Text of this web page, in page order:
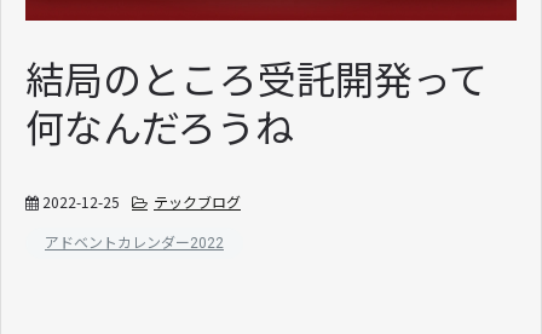
会社情報
結局のところ受託開発って
何なんだろうね
2022-12-25 テックブログ
アドベントカレンダー2022